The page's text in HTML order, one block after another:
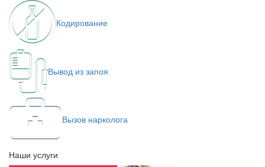
Кодирование
Вывод из запоя
Вызов нарколога
Наши услуги